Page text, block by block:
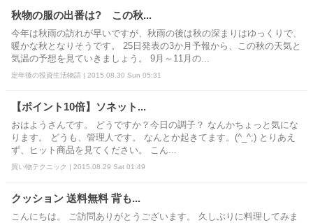
秋物の服の出番は? この秋...
今年は秋雨の訪れが早いですが、秋雨の後は秋の深まりはゆっくりで、
暖かな秋となりそうです。 25日発表の3か月予報から、この秋の天気と
気温の予想を見ていきましょう。 9月～11月の...
定年後の投資生活物語 | 2015.08.30 Sun 05:31
【ポイント10倍】ソネット...
おはようさんです。 どうですか？今日の調子？ なんかちょっと気にな
ります。 どうも、管理人です。 なんとか起きてます。(^_^;) とりあえ
ず、ヒット商品を見てください。 こん...
買い物テクニック | 2015.08.29 Sat 01:49
クッション 送料無料 背も...
こんにちは。 ご訪問ありがとうございます。 久しぶりに料理してみま